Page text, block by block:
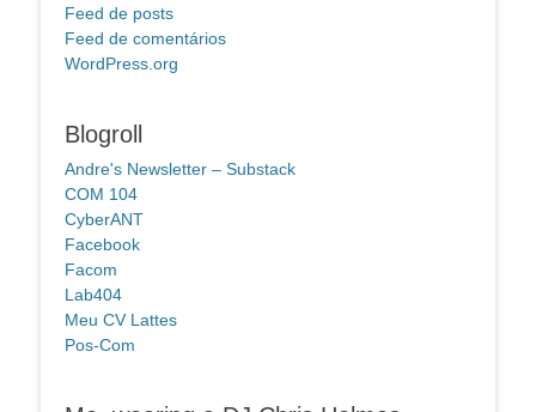
Feed de posts
Feed de comentários
WordPress.org
Blogroll
Andre's Newsletter – Substack
COM 104
CyberANT
Facebook
Facom
Lab404
Meu CV Lattes
Pos-Com